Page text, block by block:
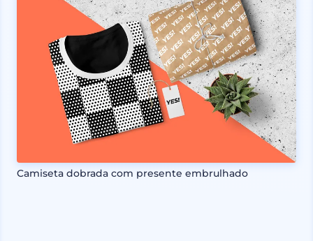
Camiseta dobrada com presente embrulhado